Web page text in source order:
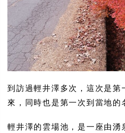
到訪過輕井澤多次，這次是第
來，同時也是第一次到當地的
輕井澤的雲場池，是一座由湧